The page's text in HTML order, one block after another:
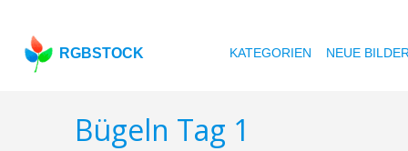
RGBSTOCK KATEGORIEN NEUE BILDER
Bügeln Tag 1